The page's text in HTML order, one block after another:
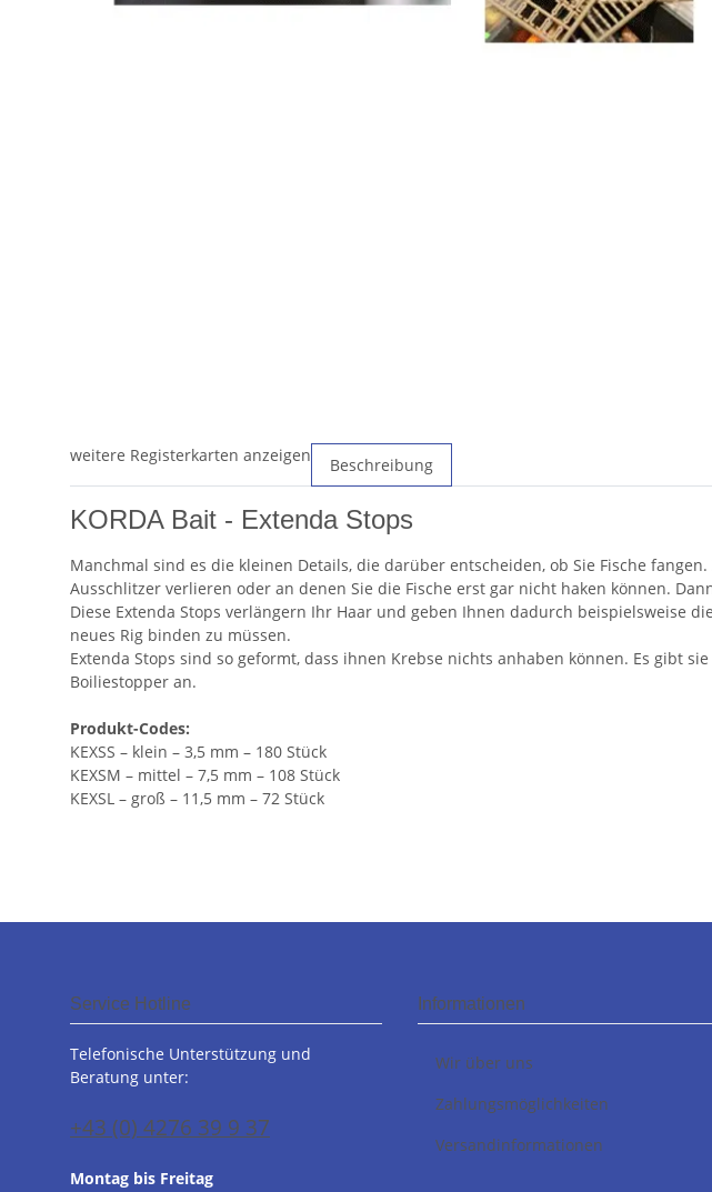
weitere Registerkarten anzeigen Beschreibung
KORDA Bait - Extenda Stops
Manchmal sind es die kleinen Details, die darüber entscheiden, ob Sie Fische
Ausschlitzer verlieren oder an denen Sie die Fische erst gar nicht haken können.
Diese Extenda Stops verlängern Ihr Haar und geben Ihnen dadurch beispielsweise
neues Rig binden zu müssen.
Extenda Stops sind so geformt, dass ihnen Krebse nichts anhaben können. Es gibt
Boiliestopper an.
Produkt-Codes:
KEXSS – klein – 3,5 mm – 180 Stück
KEXSM – mittel – 7,5 mm – 108 Stück
KEXSL – groß – 11,5 mm – 72 Stück
Service Hotline
Telefonische Unterstützung und
Beratung unter:
+43 (0) 4276 39 9 37
Montag bis Freitag
Informationen
Wir über uns
Zahlungsmöglichkeiten
Versandinformationen